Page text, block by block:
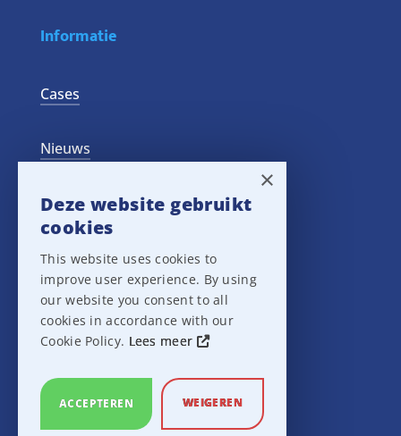
Informatie
Cases
Nieuws
Training Events
Privacy verklaring
Disclaimer
×
Deze website gebruikt
cookies
This website uses cookies to
improve user experience. By using
our website you consent to all
cookies in accordance with our
Cookie Policy. Lees meer
ACCEPTEREN WEIGEREN